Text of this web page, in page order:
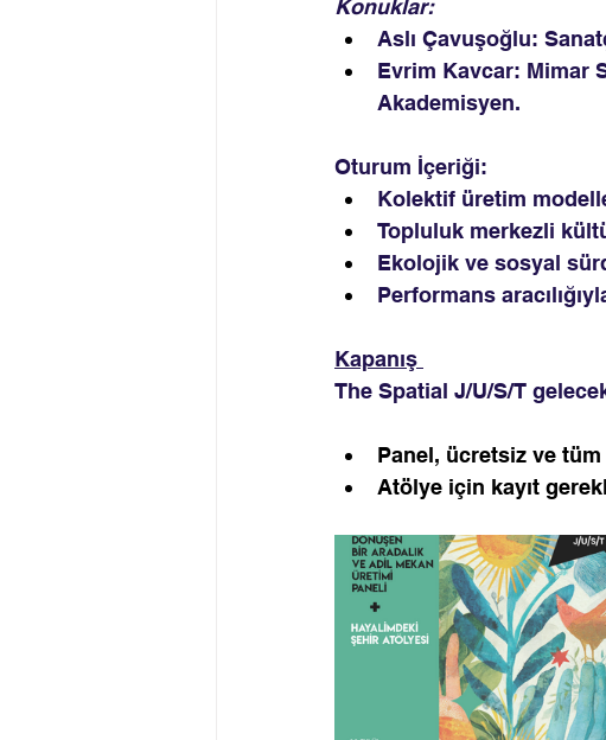
Konuklar:
Aslı Çavuşoğlu:
Evrim Kavcar: Mimar
Akademisyen.
Oturum İçeriği:
Kolektif üretim
Topluluk merkezli
Ekolojik ve sosyal
Performans
Kapanış
The Spatial J/U/S/T
Panel, ücretsiz ve tüm
Atölye için kayıt